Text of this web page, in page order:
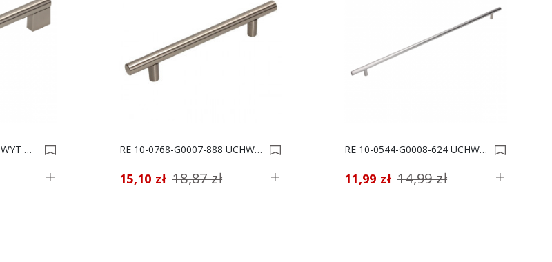
RE 81-0128-G0007 UCHWYT MEBLOWY *** 0002452 RE 10-0768-G0007-888 UCHWYT MEBLOWY *** 0000955
15,10 zł 18,87 zł
RE 10-0544-G0008-624 UCHWYT MEBLOWY *** 0003233
11,99 zł 14,99 zł